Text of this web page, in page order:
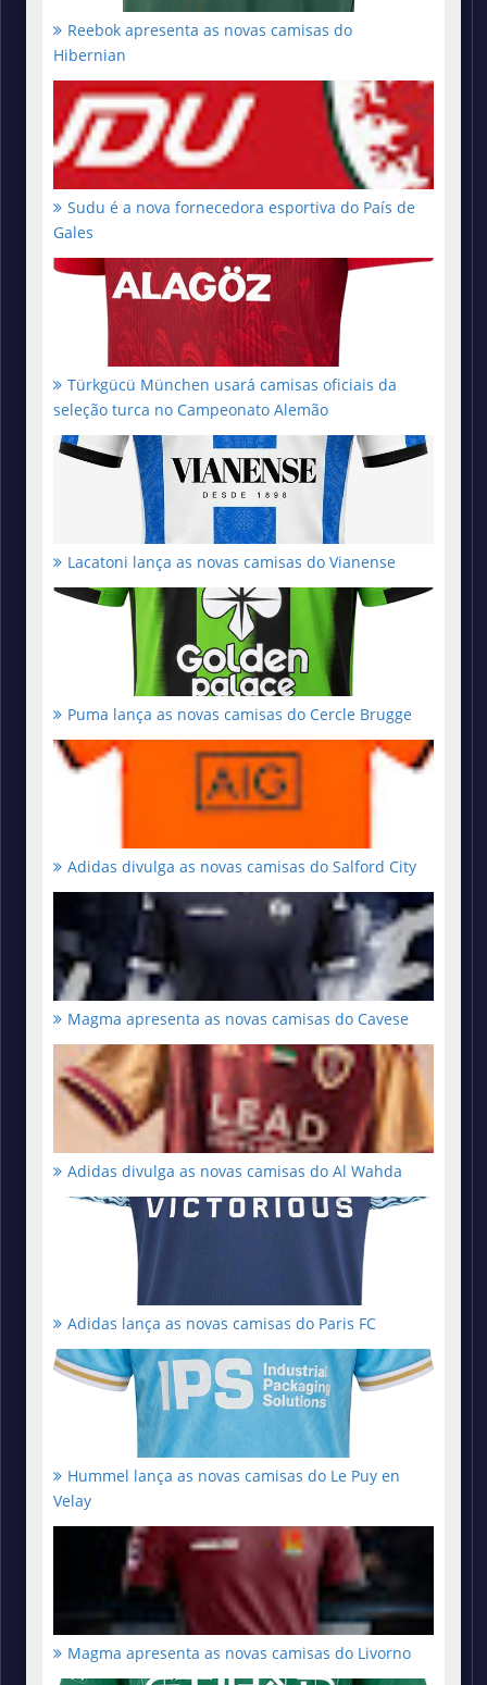
Reebok apresenta as novas camisas do
Hibernian
Sudu é a nova fornecedora esportiva do País de
Gales
Türkgücü München usará camisas oficiais da
seleção turca no Campeonato Alemão
Lacatoni lança as novas camisas do Vianense
Puma lança as novas camisas do Cercle Brugge
Adidas divulga as novas camisas do Salford City
Magma apresenta as novas camisas do Cavese
Adidas divulga as novas camisas do Al Wahda
Adidas lança as novas camisas do Paris FC
Hummel lança as novas camisas do Le Puy en
Velay
Magma apresenta as novas camisas do Livorno